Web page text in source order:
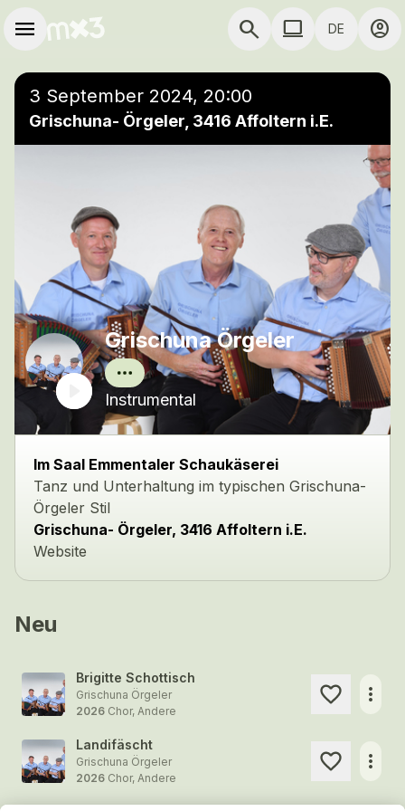
Zum Hauptinhalt springen
Hauptnavigation
menu search COMPUTER
computer DE account_circle
3 September 2024, 20:00
Grischuna- Örgeler, 3416 Affoltern i.E.
Grischuna Örgeler
Instrumental
Im Saal Emmentaler Schaukäserei
Tanz und Unterhaltung im typischen Grischuna-
Örgeler Stil
Grischuna- Örgeler, 3416 Affoltern i.E.
Website
Neu
Brigitte Schottisch
Grischuna Örgeler
2026 Chor, Andere
more_horiz
Landifäscht
Grischuna Örgeler
2026 Chor, Andere
more_horiz
Einer Wiedergabeliste hinzufügen close